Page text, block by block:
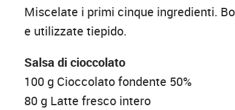
Miscelate i primi cinque ingredienti.
e utilizzate tiepido.
Salsa di cioccolato
100 g Cioccolato fondente 50%
80 g Latte fresco intero